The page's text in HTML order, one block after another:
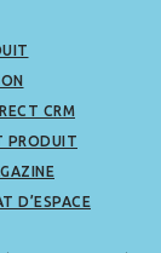
CRM
PRODUIT
D’ESPACE